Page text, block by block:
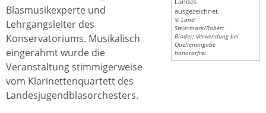
ausgezeichnet.
© Land
Steiermark/Robert
Binder; Verwendung bei
Quellenangabe
honorarfrei
Blasmusikexperte und
Lehrgangsleiter des
Konservatoriums. Musikalisch
eingerahmt wurde die
Veranstaltung stimmigerweise
vom Klarinettenquartett des
Landesjugendblasorchesters.